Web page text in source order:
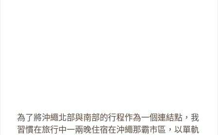
為了將沖繩北部與南部的行程作為一個連結點，我
習慣在旅行中一兩晚住宿在沖繩那霸市區，以單軌